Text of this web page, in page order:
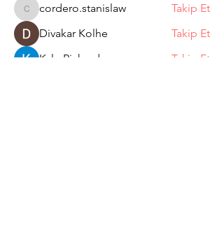
cordero.stanislaw
cordero.stanislaw
Takip Et
Divakar Kolhe
Takip Et
Kyle Richards
Takip Et